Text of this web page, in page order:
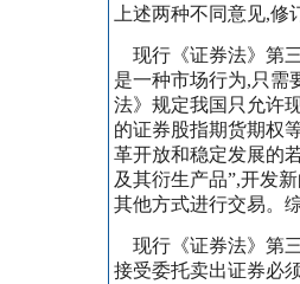
上述两种不同意见,
现行《证券法》第
是一种市场行为,只需
法》规定我国只允许
的证券股指期货期权
革开放和稳定发展的
及其衍生产品”,开发
其他方式进行交易。
现行《证券法》第
接受委托卖出证券必